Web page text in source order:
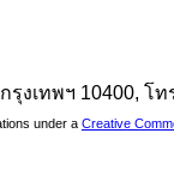
ทพฯ 10400, โท
under a Creative